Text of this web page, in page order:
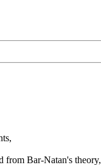
from Bar-Natan's theory,